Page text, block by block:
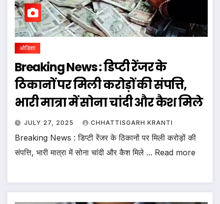
ओडिशा
Breaking News : डिप्टी रेंजर के
ठिकानों पर मिली करोड़ों की संपत्ति,
भारी मात्रा में सोना चांदी और कैश मिले
JULY 27, 2025 CHHATTISGARH KRANTI
Breaking News : डिप्टी रेंजर के ठिकानों पर मिली करोड़ों की
संपत्ति, भारी मात्रा में सोना चांदी और कैश मिले ... Read more